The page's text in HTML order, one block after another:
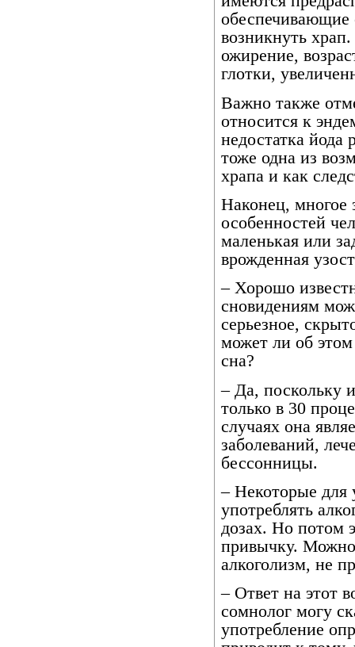
обеспечивающие
возникнуть
ожирение,
глотки,
Важно также
относится к
недостатка йода
тоже одна из
храпа и как
Наконец, многое
особенностей
маленькая или
врожденная
– Хорошо
сновидениям
серьезное,
может ли об этом
сна?
– Да, поскольку
только в 30
случаях она
заболеваний,
бессонницы.
– Некоторые для
употреблять
дозах. Но потом
привычку. Можно
алкоголизм, не
– Ответ на этот
сомнолог могу
употребление